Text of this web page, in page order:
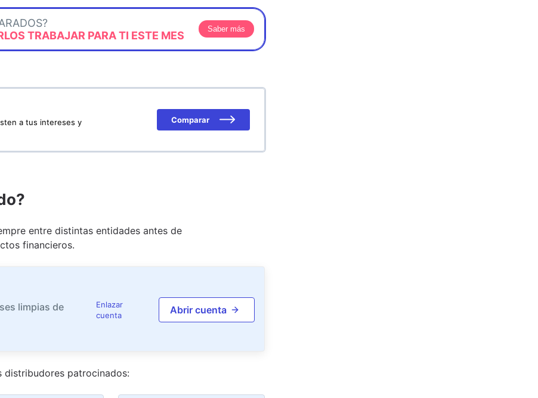
TRABAJAR PARA TI ESTE MES
Saber más
a tus intereses y
Comparar
entre distintas entidades antes de
financieros.
limpias de
Enlazar
cuenta
Abrir cuenta
distribudores patrocinados: